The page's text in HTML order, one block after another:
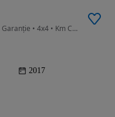
2268 cm3 • 150 CP • • Primul Proprietar • Garanție • 4x4 • Km Certificați • Service Nou
2017